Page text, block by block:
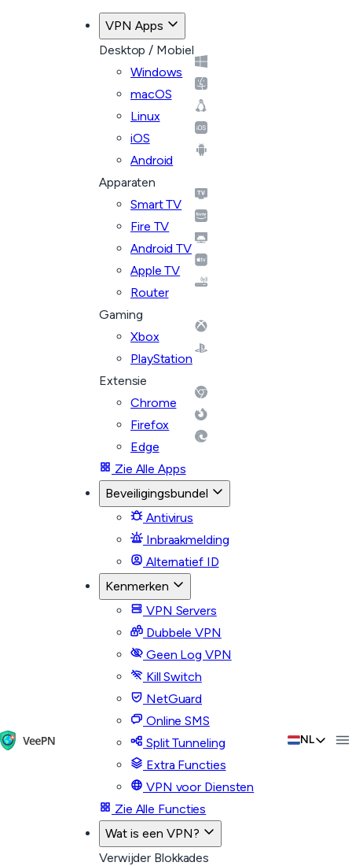
VPN Apps
Desktop / Mobiel
Windows
macOS
Linux
iOS
Android
Apparaten
Smart TV
Fire TV
Android TV
Apple TV
Router
Gaming
Xbox
PlayStation
Extensie
Chrome
Firefox
Edge
Zie Alle Apps
Beveiligingsbundel
Antivirus
Inbraakmelding
Alternatief ID
Kenmerken
VPN Servers
Dubbele VPN
Geen Log VPN
Kill Switch
NetGuard
Online SMS
Split Tunneling
Extra Functies
VPN voor Diensten
Zie Alle Functies
Wat is een VPN?
Verwijder Blokkades
NL
Terug naar plannen